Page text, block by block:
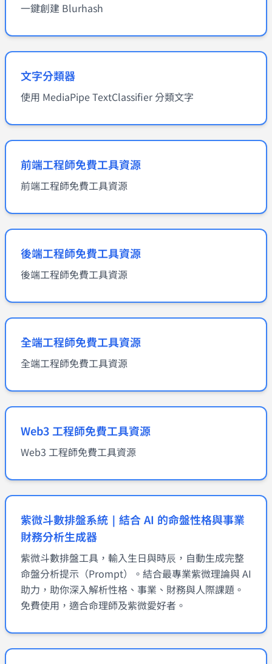
一鍵創建 Blurhash
文字分類器
使用 MediaPipe TextClassifier 分類文字
前端工程師免費工具資源
前端工程師免費工具資源
後端工程師免費工具資源
後端工程師免費工具資源
全端工程師免費工具資源
全端工程師免費工具資源
Web3 工程師免費工具資源
Web3 工程師免費工具資源
紫微斗數排盤系統｜結合 AI 的命盤性格與事業
財務分析生成器
紫微斗數排盤工具，輸入生日與時辰，自動生成完整
命盤分析提示（Prompt）。結合最專業紫微理論與 AI
助力，助你深入解析性格、事業、財務與人際課題。
免費使用，適合命理師及紫微愛好者。